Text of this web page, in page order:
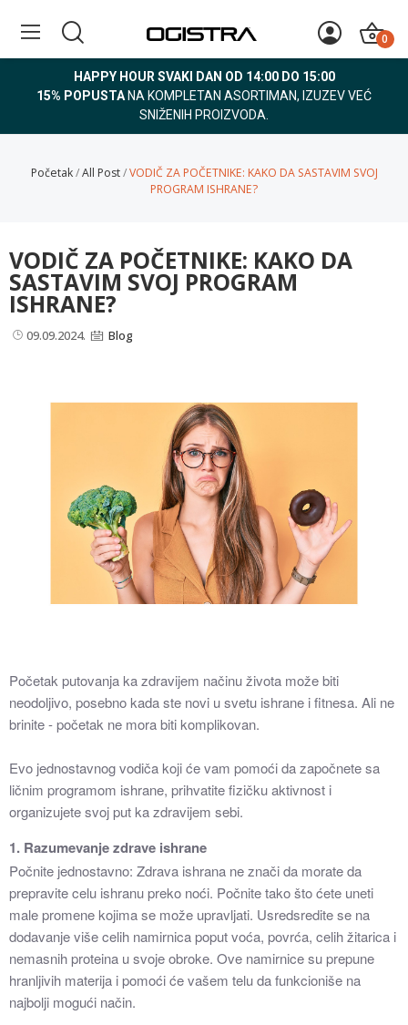
0
HAPPY HOUR SVAKI DAN OD 14:00 DO 15:00
15% POPUSTA NA KOMPLETAN ASORTIMAN, IZUZEV VEĆ
SNIŽENIH PROIZVODA.
Početak All Post
VODIČ ZA POČETNIKE: KAKO DA SASTAVIM SVOJ
PROGRAM ISHRANE?
VODIČ ZA POČETNIKE: KAKO DA
SASTAVIM SVOJ PROGRAM
ISHRANE?
09.09.2024. Blog
Početak putovanja ka zdravijem načinu života može biti
neodoljivo, posebno kada ste novi u svetu ishrane i fitnesa. Ali ne
brinite - početak ne mora biti komplikovan.
Evo jednostavnog vodiča koji će vam pomoći da započnete sa
ličnim programom ishrane, prihvatite fizičku aktivnost i
organizujete svoj put ka zdravijem sebi.
1. Razumevanje zdrave ishrane
Počnite jednostavno: Zdrava ishrana ne znači da morate da
prepravite celu ishranu preko noći. Počnite tako što ćete uneti
male promene kojima se može upravljati. Usredsredite se na
dodavanje više celih namirnica poput voća, povrća, celih žitarica i
nemasnih proteina u svoje obroke. Ove namirnice su prepune
hranljivih materija i pomoći će vašem telu da funkcioniše na
najbolji mogući način.